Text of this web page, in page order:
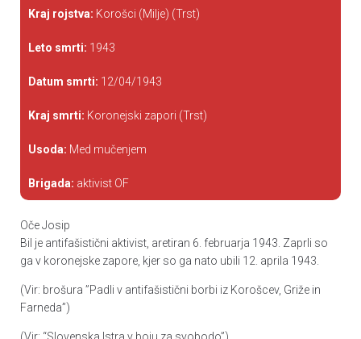
Kraj rojstva: Korošci (Milje) (Trst)
Leto smrti: 1943
Datum smrti: 12/04/1943
Kraj smrti: Koronejski zapori (Trst)
Usoda: Med mučenjem
Brigada: aktivist OF
Oče Josip
Bil je antifašistični aktivist, aretiran 6. februarja 1943. Zaprli so
ga v koronejske zapore, kjer so ga nato ubili 12. aprila 1943.
(Vir: brošura ”Padli v antifašistični borbi iz Korošcev, Griže in
Farneda”)